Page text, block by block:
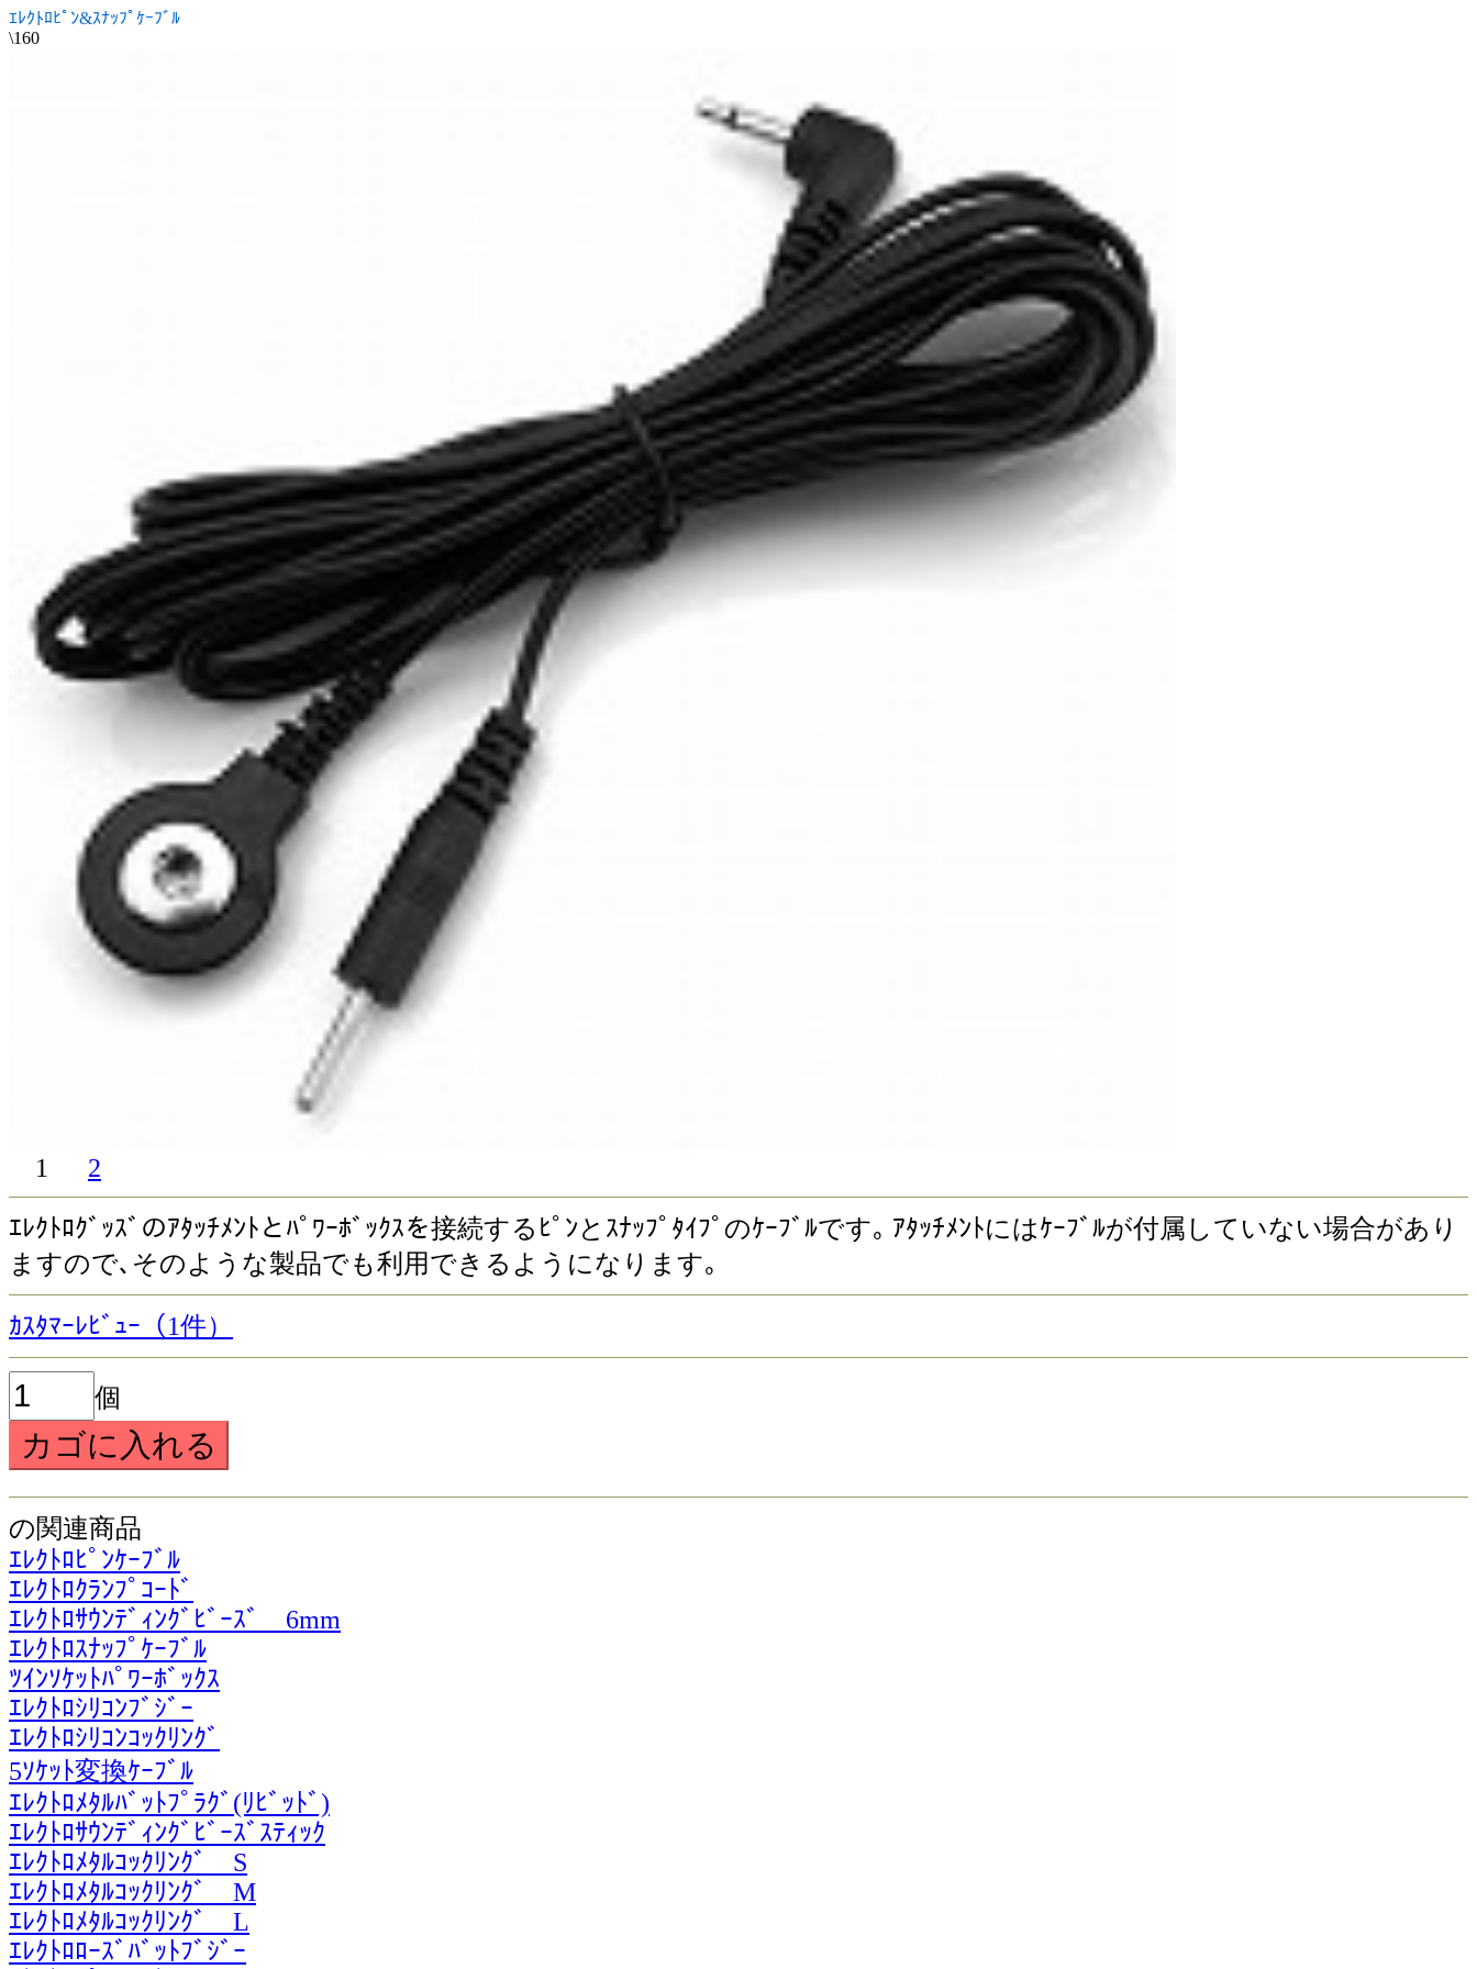
ｴﾚｸﾄﾛﾋﾟﾝ&ｽﾅｯﾌﾟｹｰﾌﾞﾙ
\160
1 2
ｴﾚｸﾄﾛｸﾞｯｽﾞのｱﾀｯﾁﾒﾝﾄとﾊﾟﾜｰﾎﾞｯｸｽを接続するﾋﾟﾝとｽﾅｯﾌﾟﾀｲﾌﾟのｹｰﾌﾞﾙです｡ ｱﾀｯﾁﾒﾝﾄにはｹｰﾌﾞﾙが付属していない場合があり
ますので､そのような製品でも利用できるようになります｡
ｶｽﾀﾏｰﾚﾋﾞｭｰ（1件）
個
の関連商品
ｴﾚｸﾄﾛﾋﾟﾝｹｰﾌﾞﾙ
ｴﾚｸﾄﾛｸﾗﾝﾌﾟｺｰﾄﾞ
ｴﾚｸﾄﾛｻｳﾝﾃﾞｨﾝｸﾞﾋﾞｰｽﾞ 6mm
ｴﾚｸﾄﾛｽﾅｯﾌﾟｹｰﾌﾞﾙ
ﾂｲﾝｿｹｯﾄﾊﾟﾜｰﾎﾞｯｸｽ
ｴﾚｸﾄﾛｼﾘｺﾝﾌﾞｼﾞｰ
ｴﾚｸﾄﾛｼﾘｺﾝｺｯｸﾘﾝｸﾞ
5ｿｹｯﾄ変換ｹｰﾌﾞﾙ
ｴﾚｸﾄﾛﾒﾀﾙﾊﾞｯﾄﾌﾟﾗｸﾞ(ﾘﾋﾞｯﾄﾞ)
ｴﾚｸﾄﾛｻｳﾝﾃﾞｨﾝｸﾞﾋﾞｰｽﾞｽﾃｨｯｸ
ｴﾚｸﾄﾛﾒﾀﾙｺｯｸﾘﾝｸﾞ S
ｴﾚｸﾄﾛﾒﾀﾙｺｯｸﾘﾝｸﾞ M
ｴﾚｸﾄﾛﾒﾀﾙｺｯｸﾘﾝｸﾞ L
ｴﾚｸﾄﾛﾛｰｽﾞﾊﾞｯﾄﾌﾞｼﾞｰ